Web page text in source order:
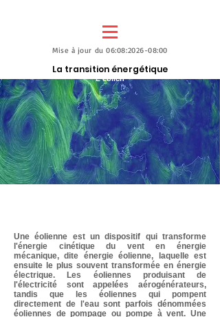
Mise à jour du 06:08:2026-08:00
La transition énergétique
L'éolien
Une éolienne est un dispositif qui transforme
l'énergie cinétique du vent en énergie
mécanique, dite énergie éolienne, laquelle est
ensuite le plus souvent transformée en énergie
électrique. Les éoliennes produisant de
l'électricité sont appelées aérogénérateurs,
tandis que les éoliennes qui pompent
directement de l'eau sont parfois dénommées
éoliennes de pompage ou pompe à vent. Une